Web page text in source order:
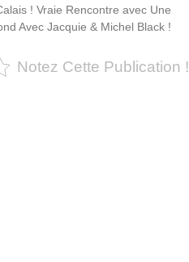
! Vraie Rencontre avec Une
Avec Jacquie & Michel Black !
Notez Cette Publication !